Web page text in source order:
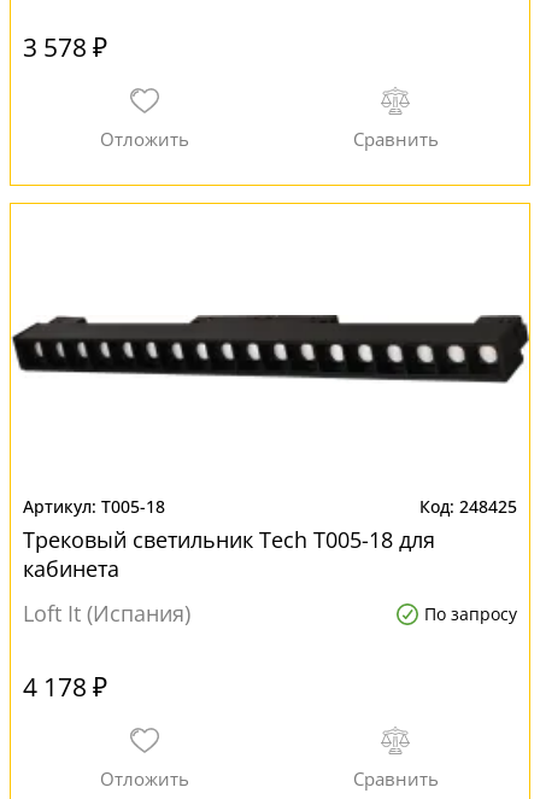
3 578 ₽
T005-18 248425
Трековый светильник Tech T005-18 для
кабинета
Loft It (Испания)
По запросу
4 178 ₽